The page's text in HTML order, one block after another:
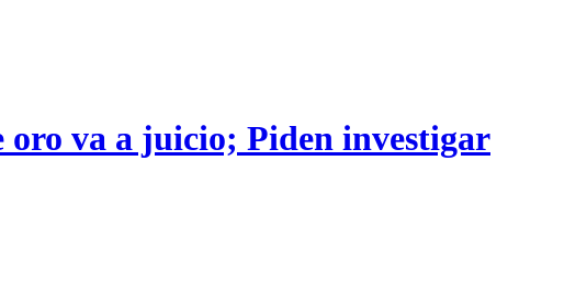
oro va a juicio; Piden investigar